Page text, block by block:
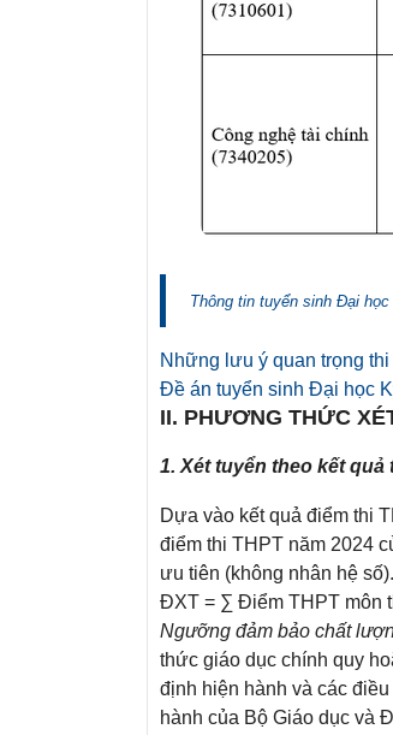
Thông tin tuyển sinh Đại
Những lưu ý quan trọng
Đề án tuyển sinh Đại học
II. PHƯƠNG THỨC
1. Xét tuyển theo kết quả
Dựa vào kết quả điểm thi
điểm thi THPT năm 2024
ưu tiên (không nhân hệ
ĐXT = ∑ Điểm THPT môn
Ngưỡng đảm bảo chất
thức giáo dục chính quy
định hiện hành và các
hành của Bộ Giáo dục và